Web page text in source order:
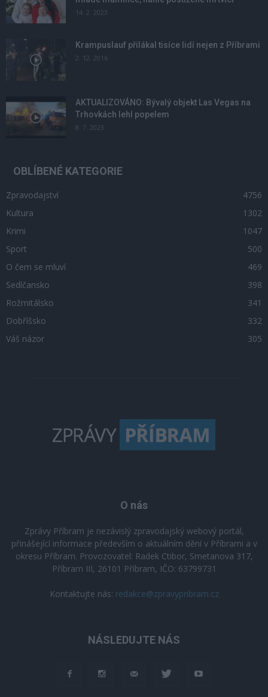
14. 2. 2023
Krampuslauf přilákal tisíce lidí nejen z Příbrami
2. 12. 2016
AKTUALIZOVÁNO: Bývalý objekt Las Vegas na
Trhovkách lehl popelem
8. 7. 2023
OBLÍBENÉ KATEGORIE
Zpravodajství
4756
Kultura
1302
Krimi
1047
Sport
500
O čem se mluví
469
Sedlčansko
398
Rožmitálsko
341
Dobříšsko
332
Váš názor
305
O nás
Zprávy Příbram je nezávislý zpravodajský webový portál,
přinášející informace především o aktuálním dění v Příbrami a v
okresu Příbram. Provozovatel: Radek Ctibor, Smetanova 317,
Příbram III, 26101 Příbram, IČO: 63799731
Kontaktujte nás: redakce@zpravypribram.cz
NÁSLEDUJTE NÁS